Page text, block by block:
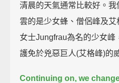
清晨的天氣通常比較好。
雲的是少女蜂、僧侶峰及
女士Jungfrau為名的少女峰
護免於兇惡巨人(艾格峰)的
Continuing on, we